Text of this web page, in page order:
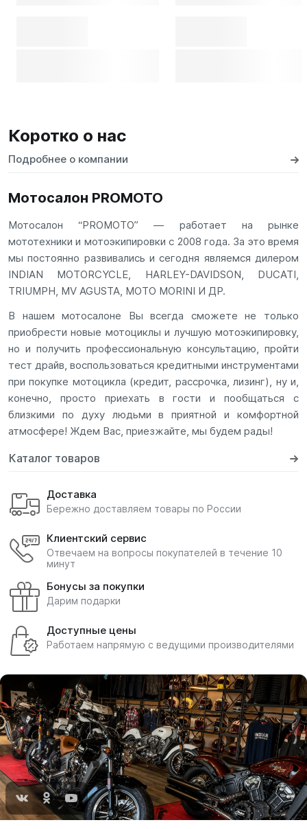
Коротко о нас
Подробнее о компании
Мотосалон PROMOTO
Мотосалон “PROMOTO” — работает на рынке
мототехники и мотоэкипировки с 2008 года. За это время
мы постоянно развивались и сегодня являемся дилером
INDIAN MOTORCYCLE, HARLEY-DAVIDSON, DUCATI,
TRIUMPH, MV AGUSTA, MOTO MORINI И ДР.
В нашем мотосалоне Вы всегда сможете не только
приобрести новые мотоциклы и лучшую мотоэкипировку,
но и получить профессиональную консультацию, пройти
тест драйв, воспользоваться кредитными инструментами
при покупке мотоцикла (кредит, рассрочка, лизинг), ну и,
конечно, просто приехать в гости и пообщаться с
близкими по духу людьми в приятной и комфортной
атмосфере! Ждем Вас, приезжайте, мы будем рады!
Каталог товаров
Доставка
Бережно доставляем товары по России
Клиентский сервис
Отвечаем на вопросы покупателей в течение 10
минут
Бонусы за покупки
Дарим подарки
Доступные цены
Работаем напрямую с ведущими производителями